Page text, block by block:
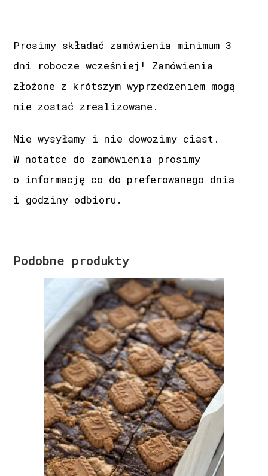
Prosimy składać zamówienia minimum 3
dni robocze wcześniej! Zamówienia
złożone z krótszym wyprzedzeniem mogą
nie zostać zrealizowane.
Nie wysyłamy i nie dowozimy ciast.
W notatce do zamówienia prosimy
o informację co do preferowanego dnia
i godziny odbioru.
Podobne produkty